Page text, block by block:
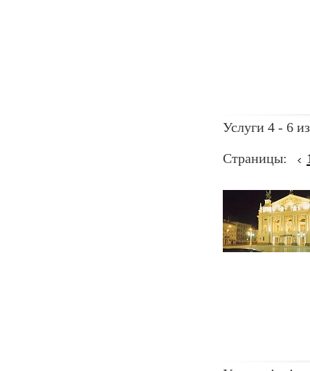
Услуги 4 - 6
Страницы: